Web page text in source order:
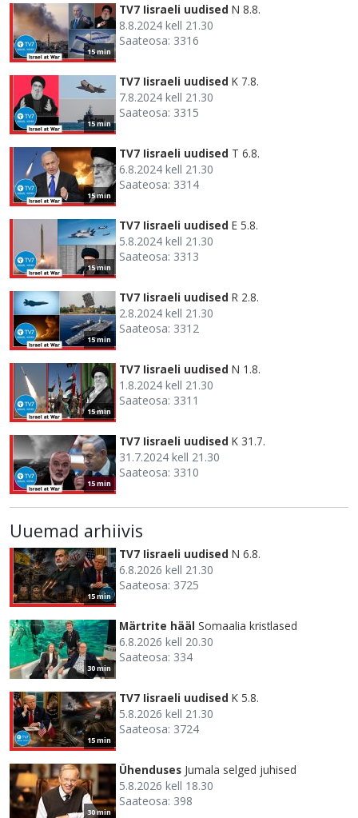
15 min
TV7 Iisraeli uudised N 8.8.
8.8.2024 kell 21.30
Saateosa: 3316
15 min
TV7 Iisraeli uudised K 7.8.
7.8.2024 kell 21.30
Saateosa: 3315
15 min
TV7 Iisraeli uudised T 6.8.
6.8.2024 kell 21.30
Saateosa: 3314
15 min
TV7 Iisraeli uudised E 5.8.
5.8.2024 kell 21.30
Saateosa: 3313
15 min
TV7 Iisraeli uudised R 2.8.
2.8.2024 kell 21.30
Saateosa: 3312
15 min
TV7 Iisraeli uudised N 1.8.
1.8.2024 kell 21.30
Saateosa: 3311
15 min
TV7 Iisraeli uudised K 31.7.
31.7.2024 kell 21.30
Saateosa: 3310
Uuemad arhiivis
15 min
TV7 Iisraeli uudised N 6.8.
6.8.2026 kell 21.30
Saateosa: 3725
30 min
Märtrite hääl Somaalia kristlased
6.8.2026 kell 20.30
Saateosa: 334
15 min
TV7 Iisraeli uudised K 5.8.
5.8.2026 kell 21.30
Saateosa: 3724
30 min
Ühenduses Jumala selged juhised
5.8.2026 kell 18.30
Saateosa: 398